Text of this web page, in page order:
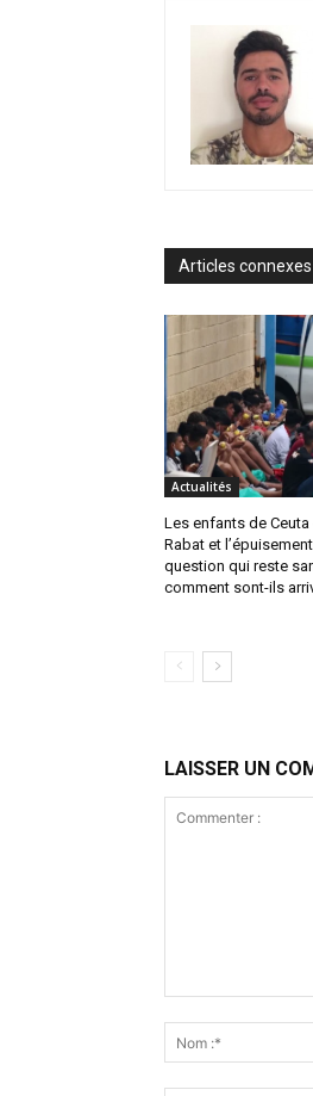
Articles connexes
Actualités
Les enfants de Ceuta
Rabat et
question qui reste
comment sont-ils
LAISSER UN